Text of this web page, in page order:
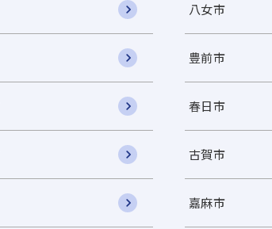
八女市
豊前市
春日市
古賀市
嘉麻市